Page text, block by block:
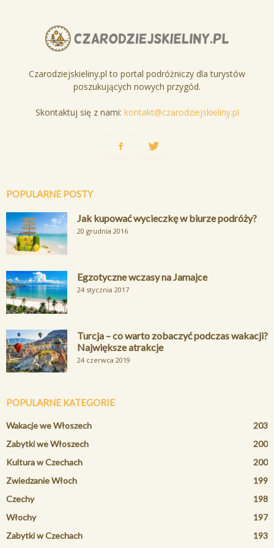
Czarodziejskieliny.pl to portal podróżniczy dla turystów
poszukujących nowych przygód.
Skontaktuj się z nami: kontakt@czarodziejskieliny.pl
POPULARNE POSTY
Jak kupować wycieczkę w biurze podróży?
20 grudnia 2016
Egzotyczne wczasy na Jamajce
24 stycznia 2017
Turcja – co warto zobaczyć podczas wakacji?
Największe atrakcje
24 czerwca 2019
POPULARNE KATEGORIE
Wakacje we Włoszech
203
Zabytki we Włoszech
200
Kultura w Czechach
200
Zwiedzanie Włoch
199
Czechy
198
Włochy
197
Zabytki w Czechach
193